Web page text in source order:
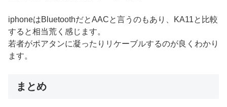
iphoneはBluetoothだとAACと言うのもあり、KA11と比較
すると相当荒く感じます。
若者がポアタンに凝ったりリケーブルするのが良くわかり
ます。
まとめ